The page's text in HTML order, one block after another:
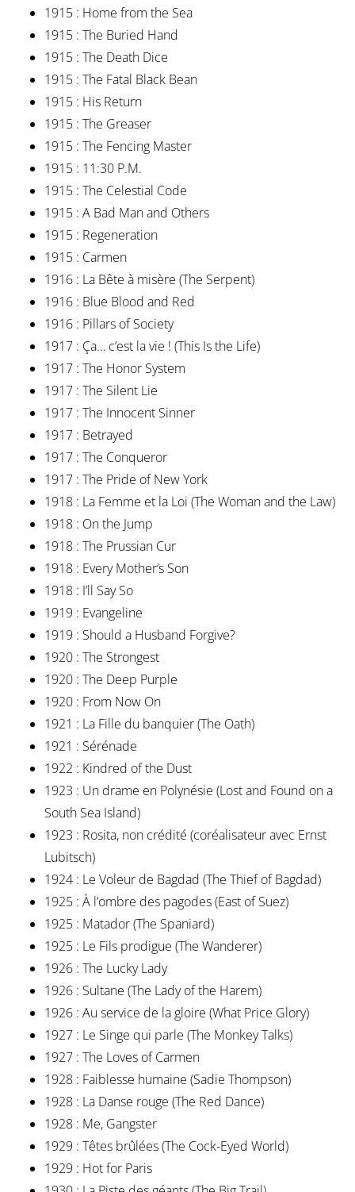
1915 : Home from the Sea
1915 : The Buried Hand
1915 : The Death Dice
1915 : The Fatal Black Bean
1915 : His Return
1915 : The Greaser
1915 : The Fencing Master
1915 : 11:30 P.M.
1915 : The Celestial Code
1915 : A Bad Man and Others
1915 : Regeneration
1915 : Carmen
1916 : La Bête à misère (The Serpent)
1916 : Blue Blood and Red
1916 : Pillars of Society
1917 : Ça… c’est la vie ! (This Is the Life)
1917 : The Honor System
1917 : The Silent Lie
1917 : The Innocent Sinner
1917 : Betrayed
1917 : The Conqueror
1917 : The Pride of New York
1918 : La Femme et la Loi (The Woman and the Law)
1918 : On the Jump
1918 : The Prussian Cur
1918 : Every Mother’s Son
1918 : I’ll Say So
1919 : Evangeline
1919 : Should a Husband Forgive?
1920 : The Strongest
1920 : The Deep Purple
1920 : From Now On
1921 : La Fille du banquier (The Oath)
1921 : Sérénade
1922 : Kindred of the Dust
1923 : Un drame en Polynésie (Lost and Found on a
South Sea Island)
1923 : Rosita, non crédité (coréalisateur avec Ernst
Lubitsch)
1924 : Le Voleur de Bagdad (The Thief of Bagdad)
1925 : À l’ombre des pagodes (East of Suez)
1925 : Matador (The Spaniard)
1925 : Le Fils prodigue (The Wanderer)
1926 : The Lucky Lady
1926 : Sultane (The Lady of the Harem)
1926 : Au service de la gloire (What Price Glory)
1927 : Le Singe qui parle (The Monkey Talks)
1927 : The Loves of Carmen
1928 : Faiblesse humaine (Sadie Thompson)
1928 : La Danse rouge (The Red Dance)
1928 : Me, Gangster
1929 : Têtes brûlées (The Cock-Eyed World)
1929 : Hot for Paris